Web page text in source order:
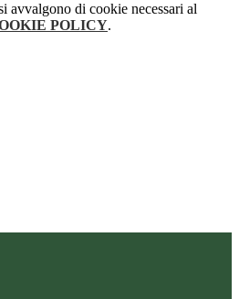
avvalgono di cookie necessari al
POLICY.